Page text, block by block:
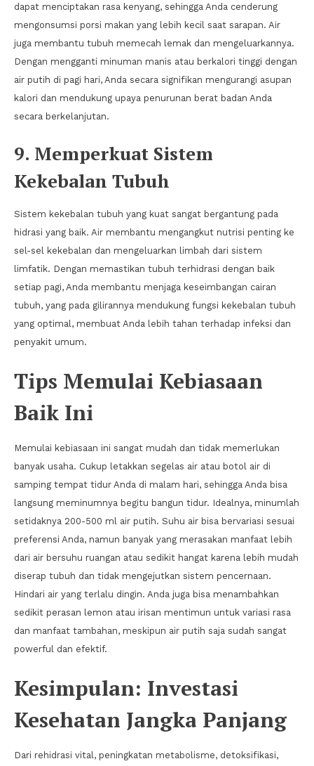
dapat menciptakan rasa kenyang, sehingga Anda cenderung
mengonsumsi porsi makan yang lebih kecil saat sarapan. Air
juga membantu tubuh memecah lemak dan mengeluarkannya.
Dengan mengganti minuman manis atau berkalori tinggi dengan
air putih di pagi hari, Anda secara signifikan mengurangi asupan
kalori dan mendukung upaya penurunan berat badan Anda
secara berkelanjutan.
9. Memperkuat Sistem
Kekebalan Tubuh
Sistem kekebalan tubuh yang kuat sangat bergantung pada
hidrasi yang baik. Air membantu mengangkut nutrisi penting ke
sel-sel kekebalan dan mengeluarkan limbah dari sistem
limfatik. Dengan memastikan tubuh terhidrasi dengan baik
setiap pagi, Anda membantu menjaga keseimbangan cairan
tubuh, yang pada gilirannya mendukung fungsi kekebalan tubuh
yang optimal, membuat Anda lebih tahan terhadap infeksi dan
penyakit umum.
Tips Memulai Kebiasaan
Baik Ini
Memulai kebiasaan ini sangat mudah dan tidak memerlukan
banyak usaha. Cukup letakkan segelas air atau botol air di
samping tempat tidur Anda di malam hari, sehingga Anda bisa
langsung meminumnya begitu bangun tidur. Idealnya, minumlah
setidaknya 200-500 ml air putih. Suhu air bisa bervariasi sesuai
preferensi Anda, namun banyak yang merasakan manfaat lebih
dari air bersuhu ruangan atau sedikit hangat karena lebih mudah
diserap tubuh dan tidak mengejutkan sistem pencernaan.
Hindari air yang terlalu dingin. Anda juga bisa menambahkan
sedikit perasan lemon atau irisan mentimun untuk variasi rasa
dan manfaat tambahan, meskipun air putih saja sudah sangat
powerful dan efektif.
Kesimpulan: Investasi
Kesehatan Jangka Panjang
Dari rehidrasi vital, peningkatan metabolisme, detoksifikasi,